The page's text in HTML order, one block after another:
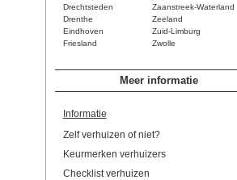
Drechtsteden
Zaanstreek-Waterland
Drenthe
Zeeland
Eindhoven
Zuid-Limburg
Friesland
Zwolle
Meer informatie
Informatie
Zelf verhuizen of niet?
Keurmerken verhuizers
Checklist verhuizen